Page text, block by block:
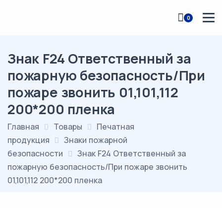
0
Знак F24 Ответственный за
пожарную безопасность/При
пожаре звонить 01,101,112
200*200 пленка
Главная Товары
Печатная
продукция
Знаки пожарной
безопасности
Знак F24 Ответственный за
пожарную безопасность/При пожаре звонить
01,101,112 200*200 пленка